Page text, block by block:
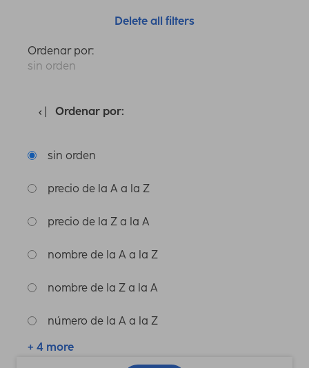
Delete all filters
Ordenar por:
sin orden
Ordenar por:
sin orden
precio de la A a la Z
precio de la Z a la A
nombre de la A a la Z
nombre de la Z a la A
número de la A a la Z
+ 4 more